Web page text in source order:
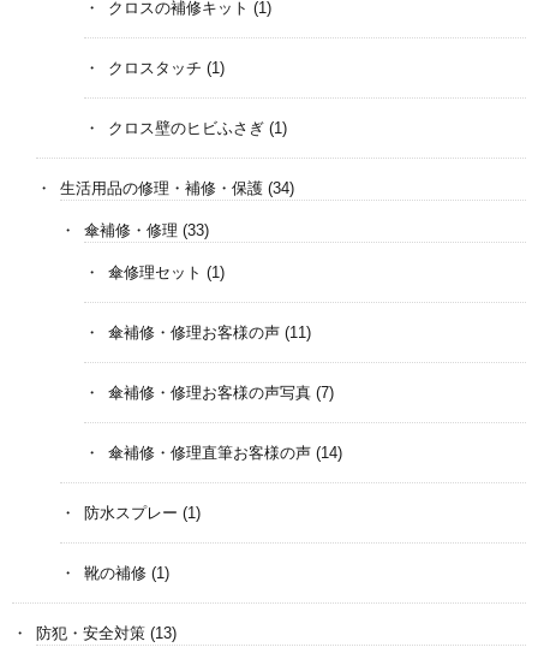
クロスの補修キット (1)
クロスタッチ (1)
クロス壁のヒビふさぎ (1)
生活用品の修理・補修・保護 (34)
傘補修・修理 (33)
傘修理セット (1)
傘補修・修理お客様の声 (11)
傘補修・修理お客様の声写真 (7)
傘補修・修理直筆お客様の声 (14)
防水スプレー (1)
靴の補修 (1)
防犯・安全対策 (13)